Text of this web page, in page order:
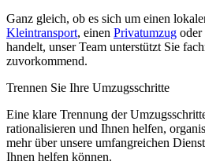
Ganz gleich, ob es sich um einen
Kleintransport, einen Privatumzug oder
handelt, unser Team unterstützt Sie
zuvorkommend.
Trennen Sie Ihre Umzugsschritte
Eine klare Trennung der
rationalisieren und Ihnen helfen,
mehr über unsere umfangreichen
Ihnen helfen können.